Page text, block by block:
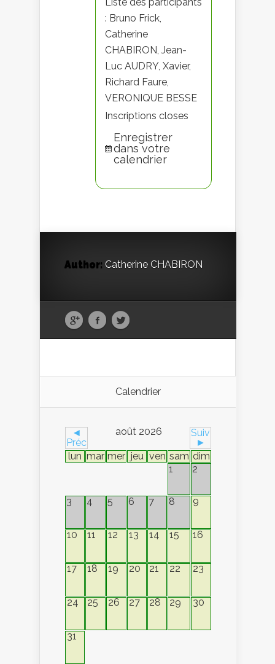
Liste des participants
: Bruno Frick,
Catherine
CHABIRON, Jean-
Luc AUDRY, Xavier,
Richard Faure,
VERONIQUE BESSE
Inscriptions closes
Enregistrer
dans votre
calendrier
Author: Catherine CHABIRON
Calendrier
◄
Préc
août 2026
Suiv
►
lun mar mer jeu ven sam dim
1
2
3 4 5 6 7 8 9
10 11 12 13 14 15 16
17 18 19 20 21 22 23
24 25 26 27 28 29 30
31